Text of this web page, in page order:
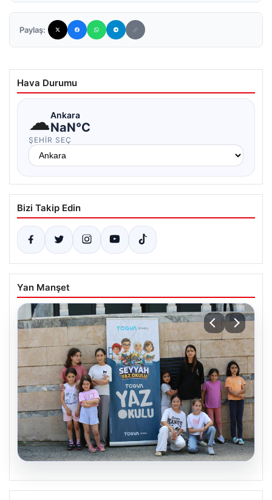
Paylaş:
Hava Durumu
☁Ankara
NaN°C
ŞEHIR SEÇ
Bizi Takip Edin
Yan Manşet
TÜGVA’dan çocuklar için meydan